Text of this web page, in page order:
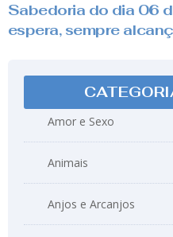
Sabedoria do dia 06
espera, sempre
Amor e Sexo
Animais
Anjos e Arcanjos